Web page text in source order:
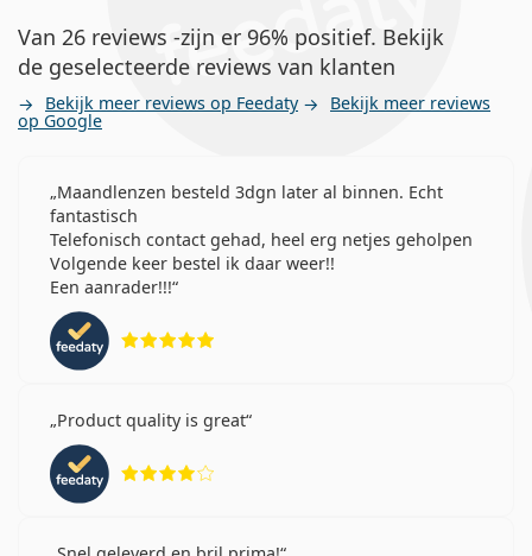
Van 26 reviews -zijn er 96% positief. Bekijk
de geselecteerde reviews van klanten
Bekijk meer reviews op Feedaty Bekijk meer reviews
op Google
Maandlenzen besteld 3dgn later al binnen. Echt
fantastisch
Telefonisch contact gehad, heel erg netjes geholpen
Volgende keer bestel ik daar weer!!
Een aanrader!!!
Product quality is great